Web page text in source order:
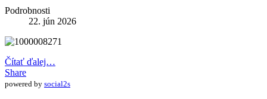
Podrobnosti
22. jún 2026
Čítať ďalej…
Share
powered by social2s